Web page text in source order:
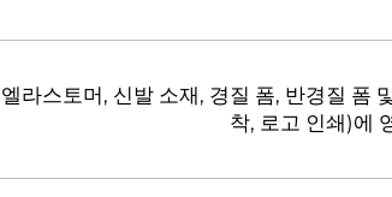
엘라스토머, 신발 소재, 경질 폼, 반경질 폼
착, 로고 인쇄)에